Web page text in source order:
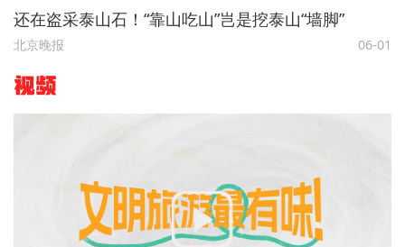
还在盗采泰山石！“靠山吃山”岂是挖泰山“墙脚”
北京晚报 06-01
视频